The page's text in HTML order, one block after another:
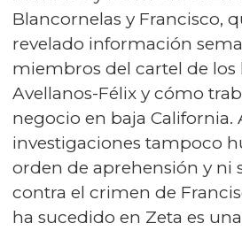
Blancornelas y Francisco,
revelado información
miembros del cartel de los
Avellanos-Félix y cómo
negocio en baja California.
investigaciones tampoco
orden de aprehensión y ni
contra el crimen de
ha sucedido en Zeta es